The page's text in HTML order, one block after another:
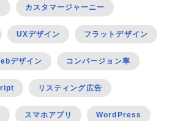
カスタマージャーニー
UXデザイン フラットデザイン
デザイン コンバージョン率
リスティング広告
スマホアプリ WordPress